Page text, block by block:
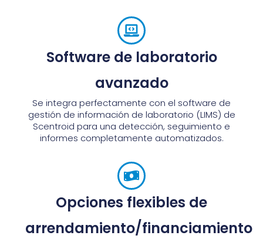
Software de laboratorio
avanzado
Se integra perfectamente con el software de
gestión de información de laboratorio (LIMS) de
Scentroid para una detección, seguimiento e
informes completamente automatizados.
Opciones flexibles de
arrendamiento/financiamiento